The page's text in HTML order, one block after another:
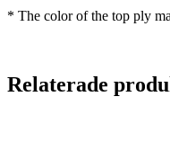
* The color of the top ply
Relaterade